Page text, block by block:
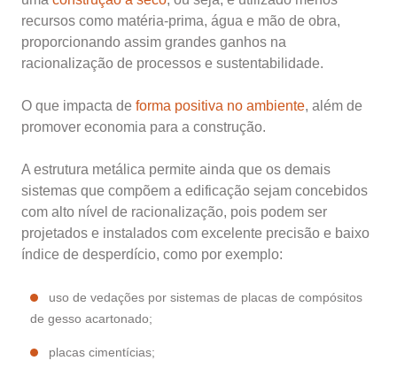
recursos como matéria-prima, água e mão de obra,
proporcionando assim grandes ganhos na
racionalização de processos e sustentabilidade.
O que impacta de forma positiva no ambiente, além de
promover economia para a construção.
A estrutura metálica permite ainda que os demais
sistemas que compõem a edificação sejam concebidos
com alto nível de racionalização, pois podem ser
projetados e instalados com excelente precisão e baixo
índice de desperdício, como por exemplo:
uso de vedações por sistemas de placas de compósitos
de gesso acartonado;
placas cimentícias;